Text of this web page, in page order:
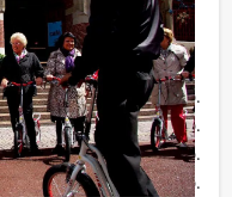
€ 39,50 p.p.
€ 36,50 p.p.
€ 34,50 p.p.
€ 32,50 p.p.